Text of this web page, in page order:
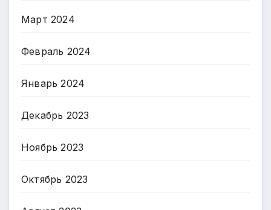
Март 2024
Февраль 2024
Январь 2024
Декабрь 2023
Ноябрь 2023
Октябрь 2023